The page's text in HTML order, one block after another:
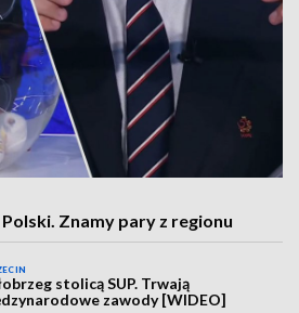
Znamy pary z regionu
stolicą SUP. Trwają
zawody [WIDEO]